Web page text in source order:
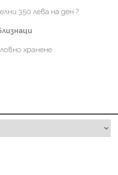
350 лева на ден ?
хранене